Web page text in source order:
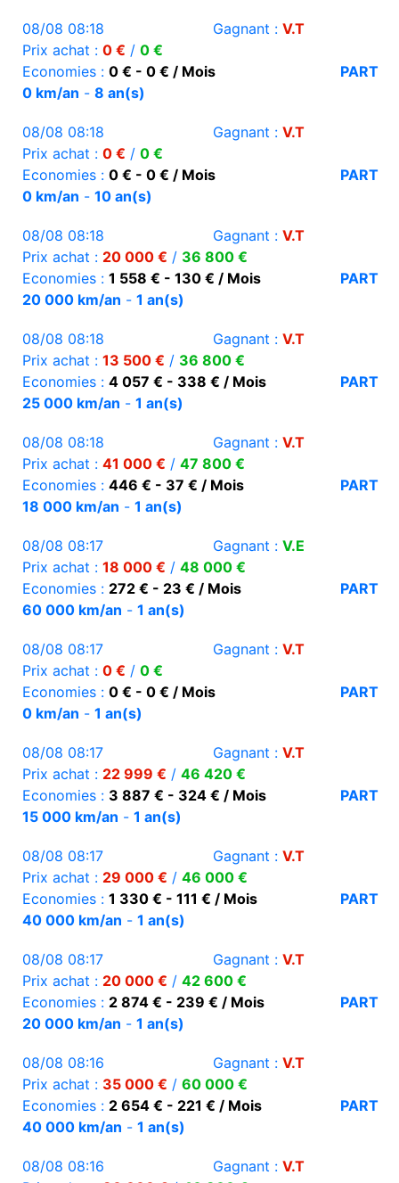
08/08 08:18 Gagnant : V.T
Prix achat : 0 € / 0 €
Economies : 0 € - 0 € / Mois
PART
0 km/an - 8 an(s)
08/08 08:18 Gagnant : V.T
Prix achat : 0 € / 0 €
Economies : 0 € - 0 € / Mois
PART
0 km/an - 10 an(s)
08/08 08:18 Gagnant : V.T
Prix achat : 20 000 € / 36 800 €
Economies : 1 558 € - 130 € / Mois
PART
20 000 km/an - 1 an(s)
08/08 08:18 Gagnant : V.T
Prix achat : 13 500 € / 36 800 €
Economies : 4 057 € - 338 € / Mois
PART
25 000 km/an - 1 an(s)
08/08 08:18 Gagnant : V.T
Prix achat : 41 000 € / 47 800 €
Economies : 446 € - 37 € / Mois
PART
18 000 km/an - 1 an(s)
08/08 08:17 Gagnant : V.E
Prix achat : 18 000 € / 48 000 €
Economies : 272 € - 23 € / Mois
PART
60 000 km/an - 1 an(s)
08/08 08:17 Gagnant : V.T
Prix achat : 0 € / 0 €
Economies : 0 € - 0 € / Mois
PART
0 km/an - 1 an(s)
08/08 08:17 Gagnant : V.T
Prix achat : 22 999 € / 46 420 €
Economies : 3 887 € - 324 € / Mois
PART
15 000 km/an - 1 an(s)
08/08 08:17 Gagnant : V.T
Prix achat : 29 000 € / 46 000 €
Economies : 1 330 € - 111 € / Mois
PART
40 000 km/an - 1 an(s)
08/08 08:17 Gagnant : V.T
Prix achat : 20 000 € / 42 600 €
Economies : 2 874 € - 239 € / Mois
PART
20 000 km/an - 1 an(s)
08/08 08:16 Gagnant : V.T
Prix achat : 35 000 € / 60 000 €
Economies : 2 654 € - 221 € / Mois
PART
40 000 km/an - 1 an(s)
08/08 08:16 Gagnant : V.T